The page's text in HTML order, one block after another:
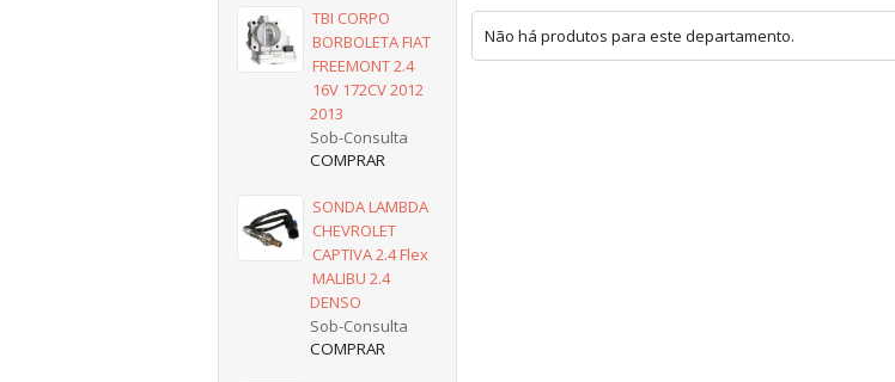
TBI CORPO
BORBOLETA FIAT
FREEMONT 2.4
16V 172CV 2012
2013
Sob-Consulta
SONDA LAMBDA
CHEVROLET
CAPTIVA 2.4 Flex
MALIBU 2.4
DENSO
Sob-Consulta
Não há produtos para este departamento.